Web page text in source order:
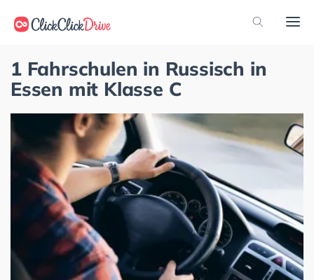
1 Fahrschulen in Russisch in
Essen mit Klasse C